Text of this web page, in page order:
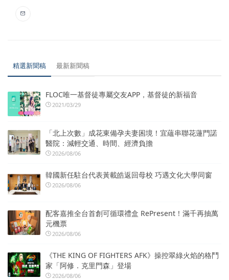
精選新聞稿 最新新聞稿
FLOC唯一基督徒專屬交友APP，基督徒的新福音
2021/03/29
「北上次數」成花東備孕夫妻困境！宜蘊串聯花蓮門諾
醫院：減輕交通、時間、經濟負擔
2026/08/06
韓國新任駐台代表黃載皓返回母校 巧遇文化大學同窗
2026/08/06
配客嘉推全台首創可循環禮盒 RePresent！滿千再抽萬
元機票
2026/08/06
《THE KING OF FIGHTERS AFK》操控翠綠火焰的格鬥
家「阿修．克里門森」登場
2026/08/06